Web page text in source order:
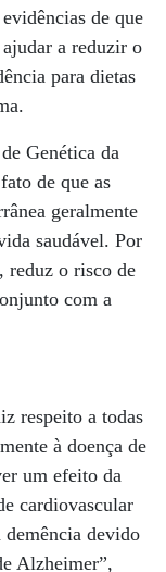
de que
a reduzir o
para dietas
Genética da
de que as
geralmente
saudável. Por
reduz o risco de
com a
respeito a todas
à doença de
um efeito da
cardiovascular
devido
Alzheimer”,